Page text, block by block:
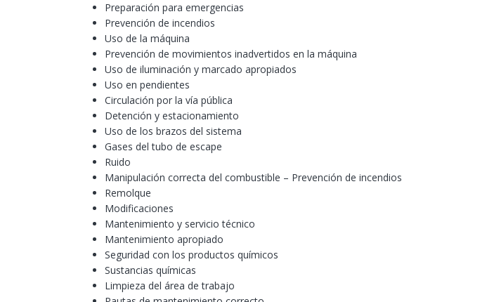
Preparación para emergencias
Prevención de incendios
Uso de la máquina
Prevención de movimientos inadvertidos en la máquina
Uso de iluminación y marcado apropiados
Uso en pendientes
Circulación por la vía pública
Detención y estacionamiento
Uso de los brazos del sistema
Gases del tubo de escape
Ruido
Manipulación correcta del combustible – Prevención de incendios
Remolque
Modificaciones
Mantenimiento y servicio técnico
Mantenimiento apropiado
Seguridad con los productos químicos
Sustancias químicas
Limpieza del área de trabajo